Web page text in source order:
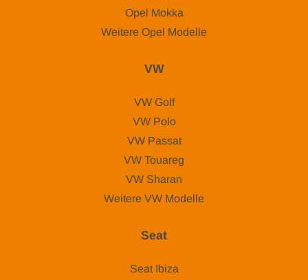
Opel Mokka
Weitere Opel Modelle
VW
VW Golf
VW Polo
VW Passat
VW Touareg
VW Sharan
Weitere VW Modelle
Seat
Seat Ibiza